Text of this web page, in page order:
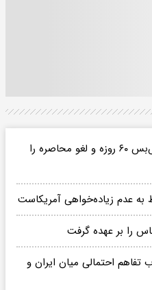
کاخ سفید خبر تفاهم‌نامه آتش‌بس ۶۰ روزه و لغو محاصره را
به عدم زیاده‌خواهی آمریکاست
را بر عهده گرفت
تفاهم احتمالی میان ایران و